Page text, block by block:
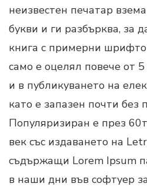
неизвестен печатар
букви и ги разбърква, за
книга с примерни
само е оцелял повече от
и в публикуването на
като е запазен почти без
Популяризиран е през
век със издаването на
съдържащи Lorem Ipsum
в наши дни във софтуер